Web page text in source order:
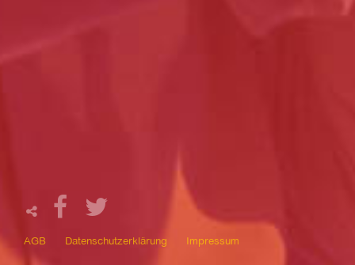
AGB Datenschutzerklärung Impressum